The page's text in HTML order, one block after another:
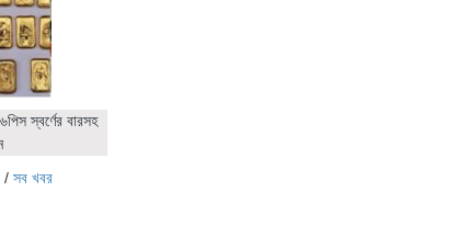
স্বর্ণের বারসহ
/ সব খবর